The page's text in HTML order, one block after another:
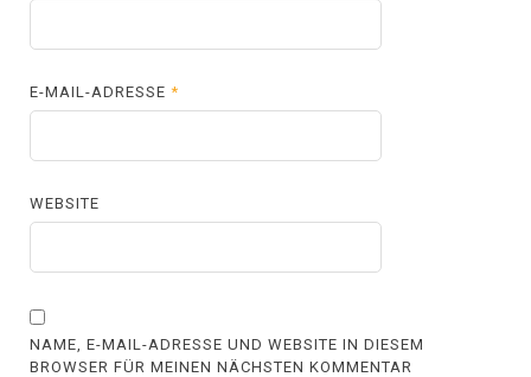
E-MAIL-ADRESSE*
WEBSITE
NAME, E-MAIL-ADRESSE UND WEBSITE IN DIESEM
BROWSER FÜR MEINEN NÄCHSTEN KOMMENTAR